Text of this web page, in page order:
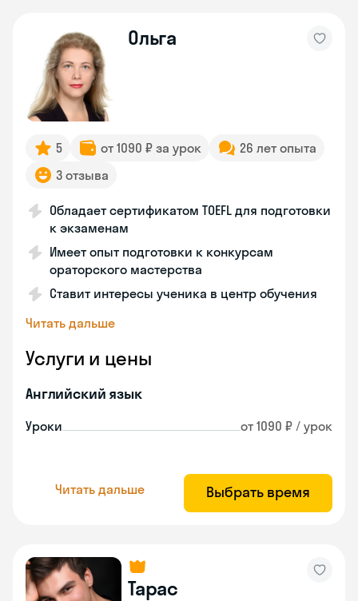
Ольга
5 от 1090 ₽ за урок
26 лет опыта
3 отзыва
Обладает сертификатом TOEFL для подготовки
к экзаменам
Имеет опыт подготовки к конкурсам
ораторского мастерства
Ставит интересы ученика в центр обучения
Читать дальше
Услуги и цены
Английский язык
Уроки от 1090 ₽ / урок
Читать дальше Выбрать время
Тарас